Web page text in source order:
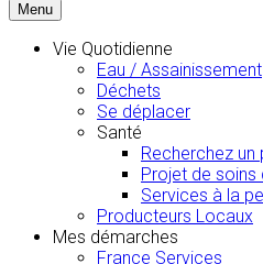
Menu
Vie Quotidienne
Eau / Assainissement
Déchets
Se déplacer
Santé
Recherchez
Projet de soins
Services à la
Producteurs Locaux
Mes démarches
France Services